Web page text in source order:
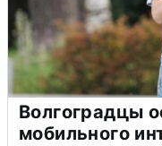
Волгоградцы
мобильного